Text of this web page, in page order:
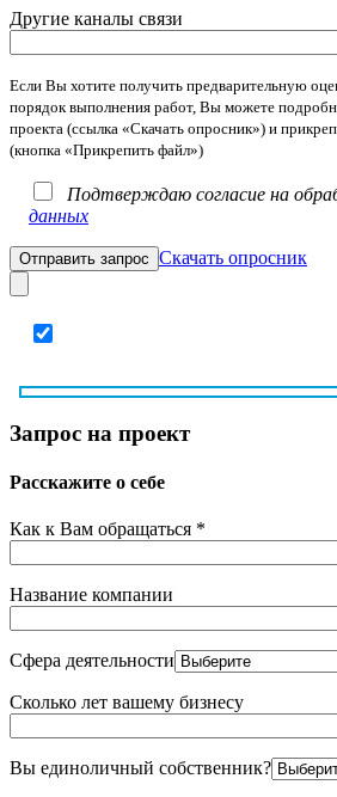
Другие каналы связи
Если Вы хотите получить предварительную
порядок выполнения работ, Вы можете
проекта (ссылка «Скачать опросник») и
(кнопка «Прикрепить файл»)
Подтверждаю согласие на
данных
Скачать опросник
Запрос на проект
Расскажите о себе
Как к Вам обращаться *
Название компании
Сфера деятельности
Сколько лет вашему бизнесу
Вы единоличный собственник?